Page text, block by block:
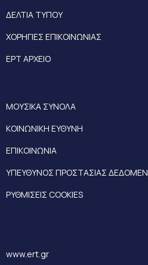
ΔΕΛΤΙΑ ΤΥΠΟΥ
ΧΟΡΗΓΙΕΣ ΕΠΙΚΟΙΝΩΝΙΑΣ
ΕΡΤ ΑΡΧΕΙΟ
ΜΟΥΣΙΚΑ ΣΥΝΟΛΑ
ΚΟΙΝΩΝΙΚΗ ΕΥΘΥΝΗ
ΕΠΙΚΟΙΝΩΝΙΑ
ΥΠΕΥΘΥΝΟΣ ΠΡΟΣΤΑΣΙΑΣ
ΡΥΘΜΙΣΕΙΣ COOKIES
www.ert.gr